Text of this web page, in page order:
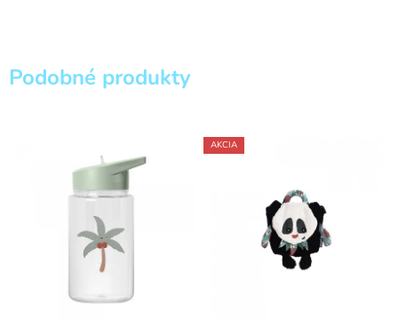
Podobné produkty
AKCIA